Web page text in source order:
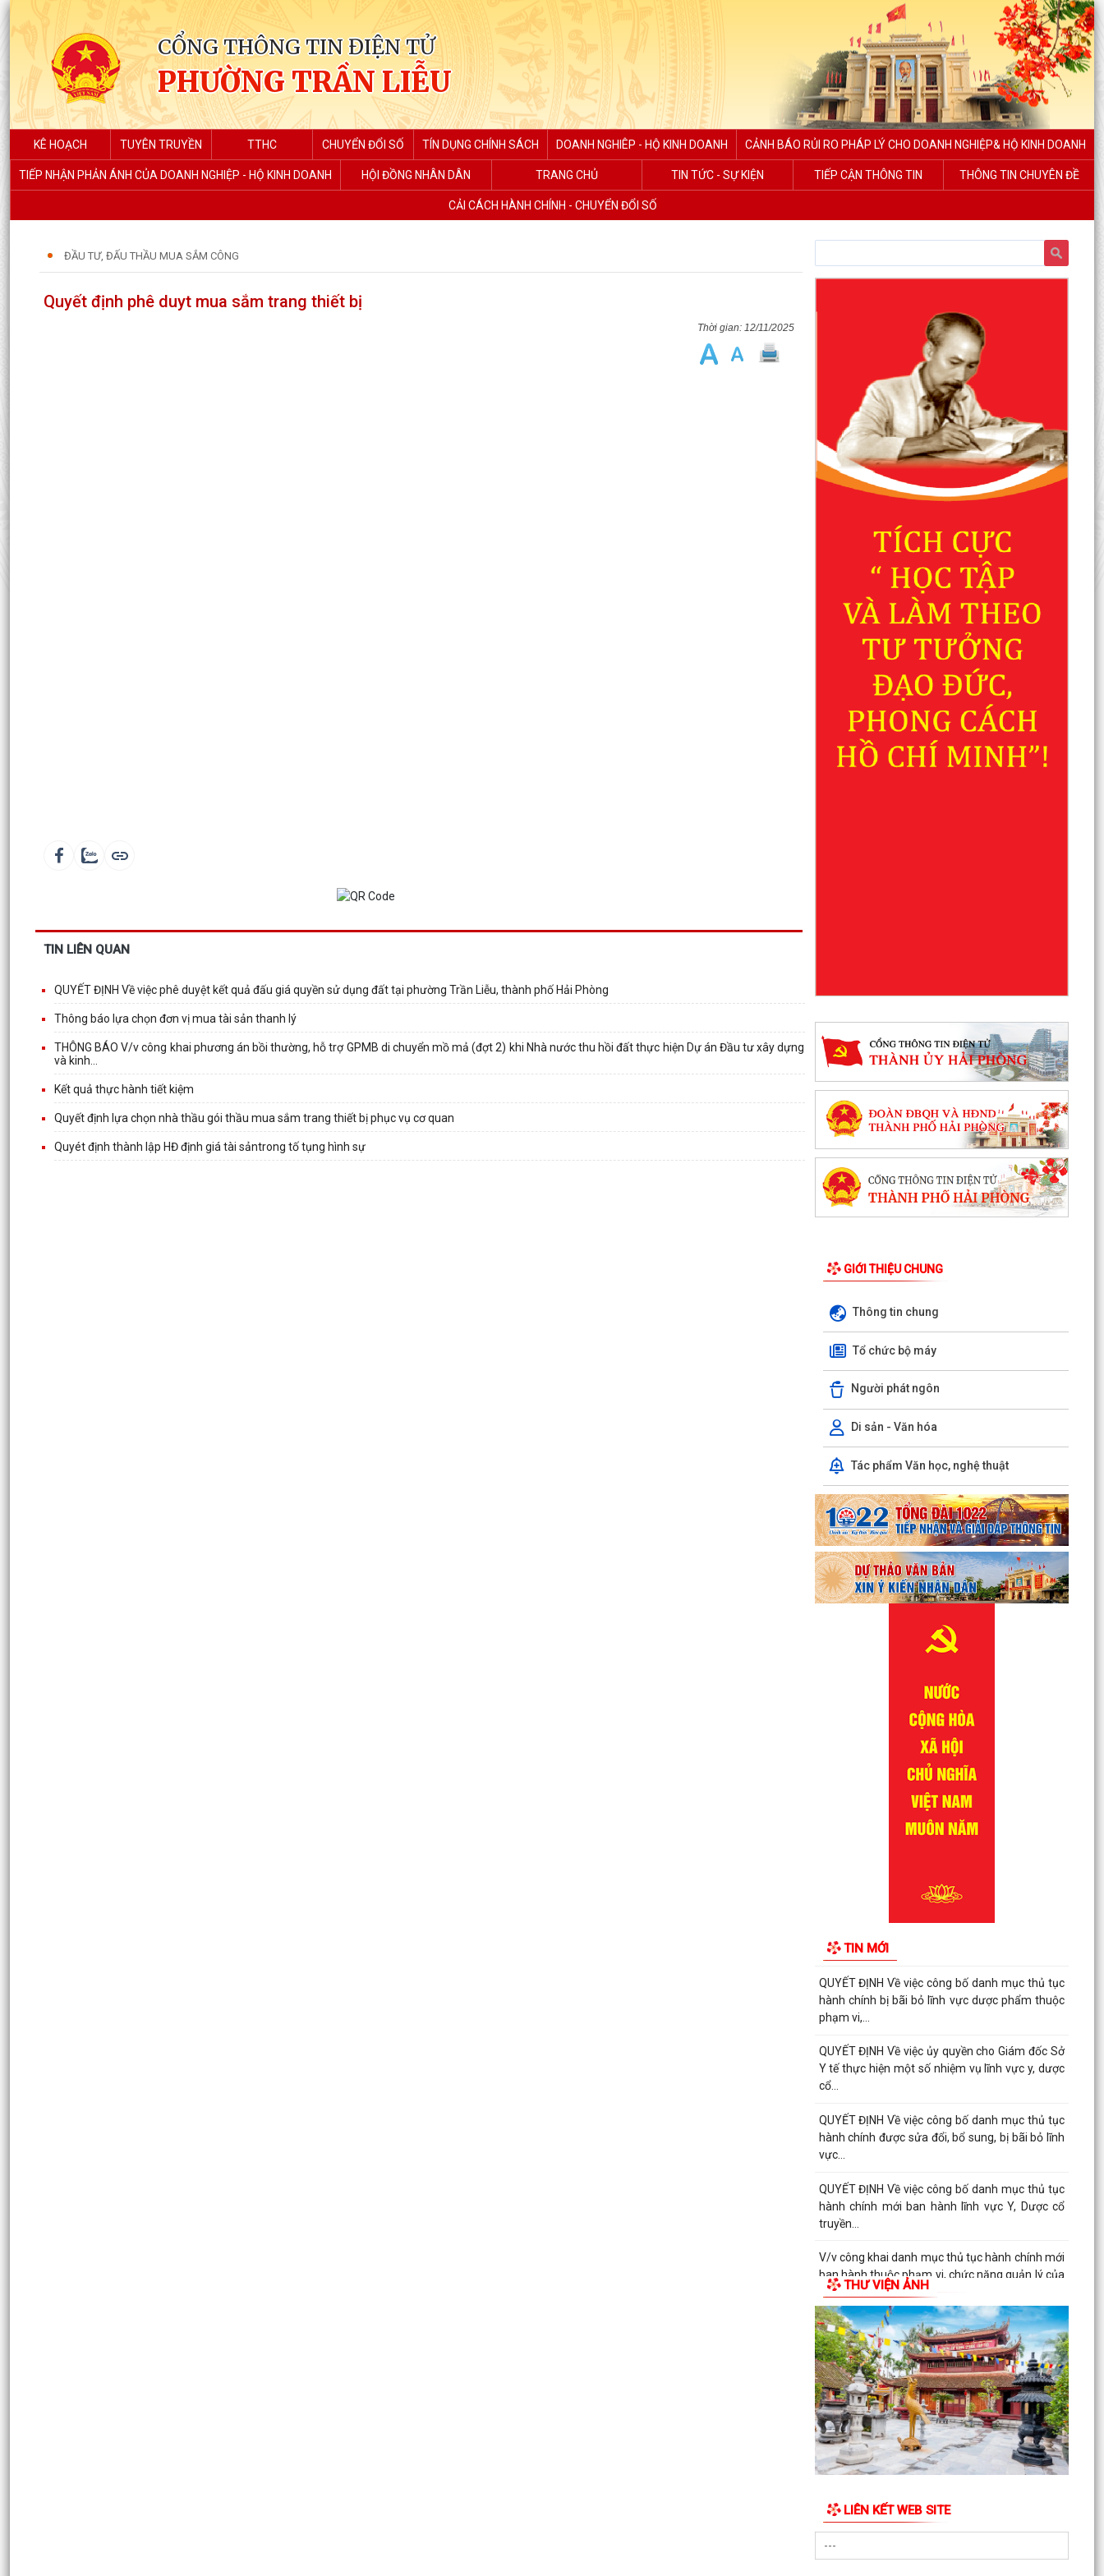
CỔNG THÔNG TIN ĐIỆN TỬ
PHƯỜNG TRẦN LIỄU
KÊ HOẠCH TUYÊN TRUYỀN TTHC CHUYỂN ĐỔI SỐ TÍN DỤNG CHÍNH SÁCH DOANH NGHIÊP - HỘ KINH DOANH CẢNH BÁO RỦI RO PHÁP LÝ CHO DOANH NGHIỆP& HỘ KINH DOANH
TIẾP NHẬN PHẢN ÁNH CỦA DOANH NGHIỆP - HỘ KINH DOANH HỘI ĐỒNG NHÂN DÂN TRANG CHỦ TIN TỨC - SỰ KIỆN TIẾP CẬN THÔNG TIN THÔNG TIN CHUYÊN ĐỀ
CẢI CÁCH HÀNH CHÍNH - CHUYỂN ĐỔI SỐ
ĐẦU TƯ, ĐẤU THẦU MUA SẮM CÔNG
Quyết định phê duyt mua sắm trang thiết bị
12/11/2025
TIN LIÊN QUAN
QUYẾT ĐỊNH Về việc phê duyệt kết quả đấu giá quyền sử dụng đất tại phường Trần Liễu, thành phố Hải Phòng
Thông báo lựa chọn đơn vị mua tài sản thanh lý
THÔNG BÁO V/v công khai phương án bồi thường, hỗ trợ GPMB di chuyển mồ mả (đợt 2) khi Nhà nước thu hồi đất thực hiện Dự án Đầu tư xây dựng
và kinh...
Kết quả thực hành tiết kiệm
Quyết định lựa chọn nhà thầu gói thầu mua sắm trang thiết bị phục vụ cơ quan
Quyét định thành lập HĐ định giá tài sảntrong tố tụng hình sự
GIỚI THIỆU CHUNG
Thông tin chung
Tổ chức bộ máy
Người phát ngôn
Di sản - Văn hóa
Tác phẩm Văn học, nghệ thuật
TIN MỚI
QUYẾT ĐỊNH Về việc công bố danh mục thủ tục
hành chính được sửa đổi, bổ sung lĩnh vực
QUYẾT ĐỊNH Về việc công bố danh mục thủ tục
hành chính được sửa đổi, bổ sung lĩnh vực
QUYẾT ĐỊNH Về việc công bố danh mục thủ tục
hành chính được sửa đổi, bổ sung, bị bãi bỏ lĩnh
phạm vi,...
QUYẾT ĐỊNH Về việc công bố danh mục thủ tục
hành chính bị bãi bỏ lĩnh vực dược phẩm thuộc
phạm vi,...
QUYẾT ĐỊNH Về việc ủy quyền cho Giám đốc Sở
Y tế thực hiện một số nhiệm vụ lĩnh vực y, dược
cổ...
QUYẾT ĐỊNH Về việc công bố danh mục thủ tục
hành chính được sửa đổi, bổ sung, bị bãi bỏ lĩnh
vực...
QUYẾT ĐỊNH Về việc công bố danh mục thủ tục
hành chính mới ban hành lĩnh vực Y, Dược cổ
truyền...
V/v công khai danh mục thủ tục hành chính mới
ban hành thuộc phạm vi, chức năng quản lý của
Sở Y tế
THÔNG BÁO Về việc công khai số điện thoại
đường dây nóng, Fanpage tiếp nhận thông tin
phản ánh,...
QUYẾT ĐỊNH Về việc công bố danh mục thủ tục
hành chính mới ban hành lĩnh vực Y, Dược cổ
truyền...
QUYẾT ĐỊNH Về việc công bố danh mục thủ tục
QUYẾT ĐỊNH Về việc công bố danh mục thủ tục
hành chính được sửa đổi, bổ sung và bị bãi bỏ
THƯ VIỆN ẢNH
LIÊN KẾT WEB SITE